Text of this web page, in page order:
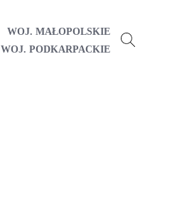
WOJ. MAŁOPOLSKIE
WOJ. PODKARPACKIE